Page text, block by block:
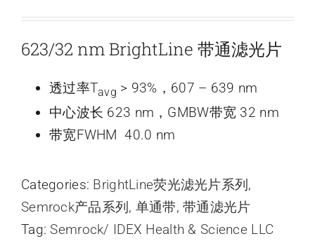
623/32 nm BrightLine 带通滤光片
透过率Tavg > 93%，607 – 639 nm
中心波长 623 nm，GMBW带宽 32 nm
带宽FWHM 40.0 nm
Categories: BrightLine荧光滤光片系列 ,
Semrock产品系列 , 单通带,带通滤光片
Tag:Semrock/ IDEX Health & Science LLC